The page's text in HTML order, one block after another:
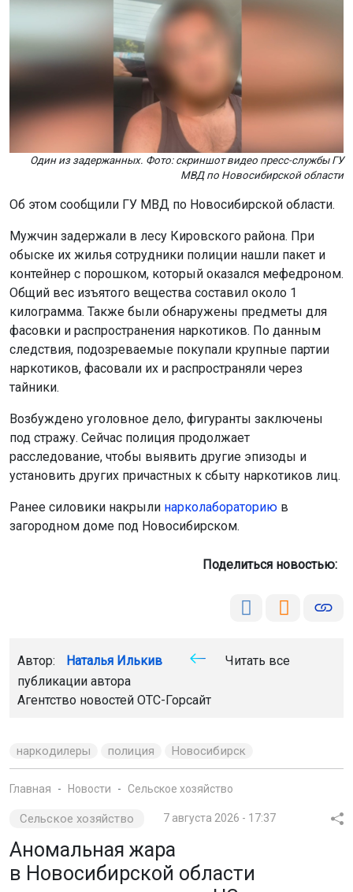
Один из задержанных. Фото: скриншот видео пресс-службы ГУ
МВД по Новосибирской области
Об этом сообщили ГУ МВД по Новосибирской области.
Мужчин задержали в лесу Кировского района. При
обыске их жилья сотрудники полиции нашли пакет и
контейнер с порошком, который оказался мефедроном.
Общий вес изъятого вещества составил около 1
килограмма. Также были обнаружены предметы для
фасовки и распространения наркотиков. По данным
следствия, подозреваемые покупали крупные партии
наркотиков, фасовали их и распространяли через
тайники.
Возбуждено уголовное дело, фигуранты заключены
под стражу. Сейчас полиция продолжает
расследование, чтобы выявить другие эпизоды и
установить других причастных к сбыту наркотиков лиц.
Ранее силовики накрыли нарколабораторию в
загородном доме под Новосибирском.
Поделиться новостью:
Автор: Наталья Илькив
Читать все
публикации автора
Агентство новостей ОТС-Горсайт
наркодилеры полиция Новосибирск
Главная Новости Сельское хозяйство
Сельское хозяйство 7 августа 2026 - 17:37
Аномальная жара
в Новосибирской области